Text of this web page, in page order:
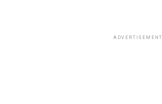
ADVERTISEMENT